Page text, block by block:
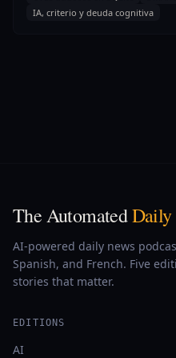
IA, criterio y deuda cognitiva
The AutomatedDaily
AI-powered daily news
Spanish, and French. Five
stories that matter.
EDITIONS
AI